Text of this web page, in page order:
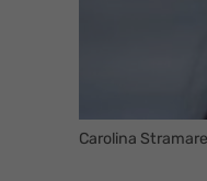
Carolina